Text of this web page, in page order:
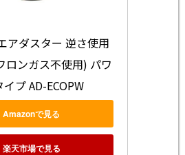
アダスター 逆さ使用
ロンガス不使用) パワ
プ AD-ECOPW
Amazonで見る
楽天市場で見る